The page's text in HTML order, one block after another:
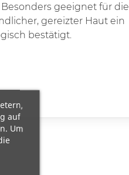
geeignet für die
gereizter Haut ein
bestätigt.
auf
Um